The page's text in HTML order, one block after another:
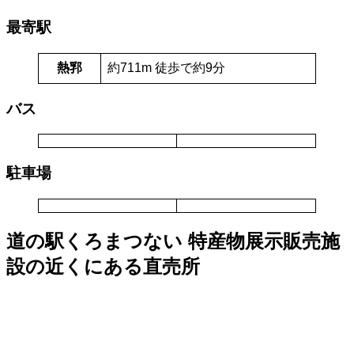
最寄駅
熱郛 約711m 徒歩で約9分
バス
駐車場
道の駅くろまつない 特産物展示販売施
設の近くにある直売所